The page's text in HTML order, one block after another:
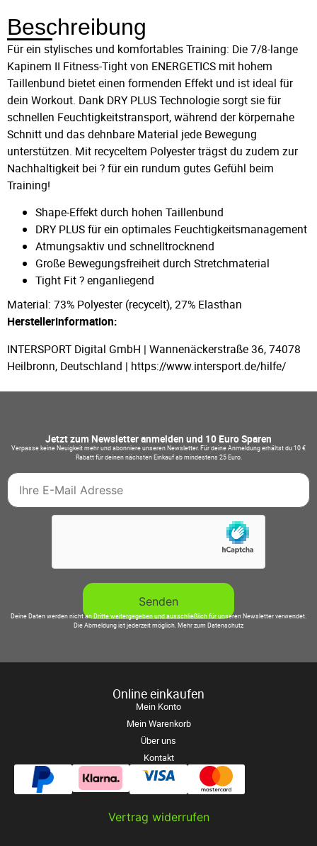
Beschreibung
Für ein stylisches und komfortables Training: Die 7/8-lange
Kapinem II Fitness-Tight von ENERGETICS mit hohem
Taillenbund bietet einen formenden Effekt und ist ideal für
dein Workout. Dank DRY PLUS Technologie sorgt sie für
schnellen Feuchtigkeitstransport, während der körpernahe
Schnitt und das dehnbare Material jede Bewegung
unterstützen. Mit recyceltem Polyester trägst du zudem zur
Nachhaltigkeit bei ? für ein rundum gutes Gefühl beim
Training!
Shape-Effekt durch hohen Taillenbund
DRY PLUS für ein optimales Feuchtigkeitsmanagement
Atmungsaktiv und schnelltrocknend
Große Bewegungsfreiheit durch Stretchmaterial
Tight Fit ? enganliegend
Material: 73% Polyester (recycelt), 27% Elasthan
Herstellerinformation:
INTERSPORT Digital GmbH | Wannenäckerstraße 36, 74078
Heilbronn, Deutschland | https://www.intersport.de/hilfe/
Jetzt zum Newsletter anmelden und 10 Euro Sparen
Verpasse keine Neuigkeit mehr und abonniere unseren Newsletter. Für deine Anmeldung erhältst du 10 €
Rabatt für deinen nächsten Einkauf ab mindestens 25 Euro.
Deine Daten werden nicht an Dritte weitergegeben und ausschließlich für unseren Newsletter verwendet.
Die Abmeldung ist jederzeit möglich.Mehr zum Datenschutz
Online einkaufen
Mein Konto
Mein Warenkorb
Über uns
Kontakt
Vertrag widerrufen